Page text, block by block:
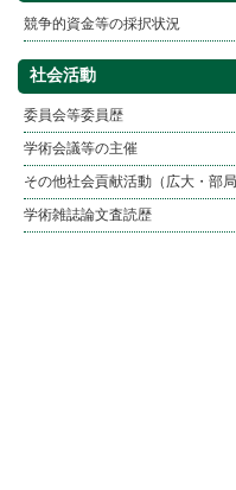
競争的資金等の採択状況
社会活動
委員会等委員歴
学術会議等の主催
その他社会貢献活動（広大・部局
学術雑誌論文査読歴